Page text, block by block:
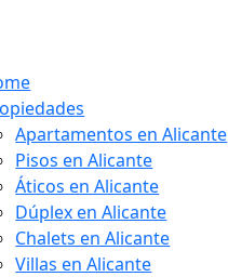
Apartamentos en Alicante
Pisos en Alicante
Áticos en Alicante
Dúplex en Alicante
Chalets en Alicante
Villas en Alicante